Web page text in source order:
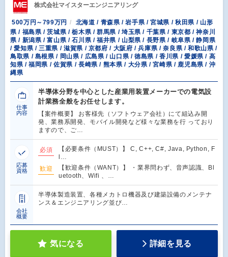
株式会社マイスターエンジニアリング
500万円～799万円
北海道 / 青森県 / 岩手県 / 宮城県 / 秋田県 / 山形
県 / 福島県 / 茨城県 / 栃木県 / 群馬県 / 埼玉県 / 千葉県 / 東京都 / 神奈川
県 / 新潟県 / 富山県 / 石川県 / 福井県 / 山梨県 / 長野県 / 岐阜県 / 静岡県
/ 愛知県 / 三重県 / 滋賀県 / 京都府 / 大阪府 / 兵庫県 / 奈良県 / 和歌山県 /
鳥取県 / 島根県 / 岡山県 / 広島県 / 山口県 / 徳島県 / 香川県 / 愛媛県 / 高
知県 / 福岡県 / 佐賀県 / 長崎県 / 熊本県 / 大分県 / 宮崎県 / 鹿児島県 / 沖
縄県
仕事
内容
半導体分野を中心とした産業用装置メーカーでの電気設
計業務全般をお任せします。
【案件概要】 お客様先（ソフトウェア会社）にて組込み開
発、業務系開発、モバイル開発など様々な業務を行 っており
ますので、ご…
応募
資格
必須
【必要条件（MUST）】 C, C++, C#, Java, Python, F
l…
歓迎
【歓迎条件（WANT）】 ・業界問わず、音声認識、Bl
uetooth、Wifi 、…
会社
概要
半導体製造装置、各種メカトロ機器及び建築設備のメンテナ
ンス＆エンジニアリング並び…
気になる 詳細を見る